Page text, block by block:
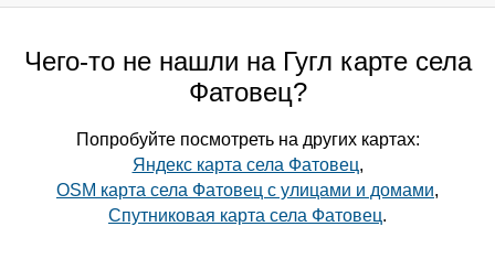
Чего-то не нашли на Гугл карте села
Фатовец?
Попробуйте посмотреть на других картах:
Яндекс карта села Фатовец,
OSM карта села Фатовец с улицами и домами,
Спутниковая карта села Фатовец.